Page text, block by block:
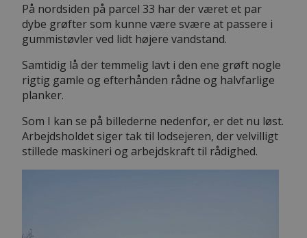
På nordsiden på parcel 33 har der været et par
dybe grøfter som kunne være svære at passere i
gummistøvler ved lidt højere vandstand.
Samtidig lå der temmelig lavt i den ene grøft nogle
rigtig gamle og efterhånden rådne og halvfarlige
planker.
Som I kan se på billederne nedenfor, er det nu løst.
Arbejdsholdet siger tak til lodsejeren, der velvilligt
stillede maskineri og arbejdskraft til rådighed.